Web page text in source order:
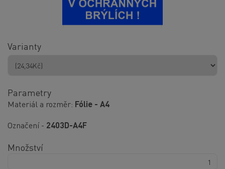
Varianty
Parametry
Materiál a rozměr Fólie - A4
Označení - 2403D-A4F
Množství